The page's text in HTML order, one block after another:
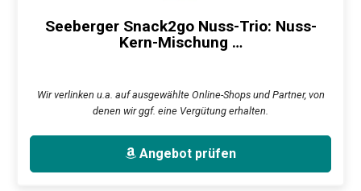
Seeberger Snack2go Nuss-Trio: Nuss-
Kern-Mischung …
Wir verlinken u.a. auf ausgewählte Online-Shops und Partner, von
denen wir ggf. eine Vergütung erhalten.
Angebot prüfen